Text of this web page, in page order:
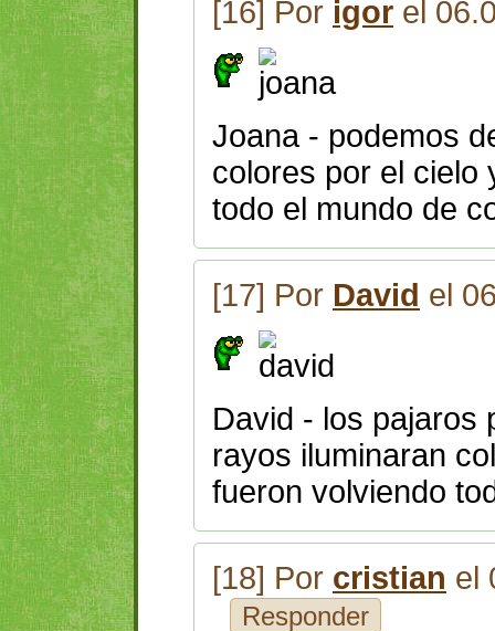
[16] Por igor el
Joana - podemos
colores por el cielo
todo el mundo de
[17] Por David el
David - los pajaros
rayos iluminaran
fueron volviendo
[18] Por cristian el
Responder